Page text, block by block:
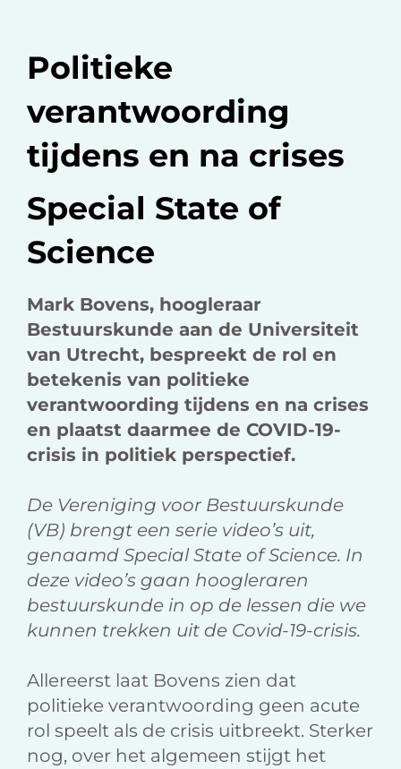
b
o
o
I
Politieke
verantwoording
tijdens en na crises
Special State of
Science
Mark Bovens, hoogleraar
Bestuurskunde aan de Universiteit
van Utrecht, bespreekt de rol en
betekenis van politieke
verantwoording tijdens en na crises
en plaatst daarmee de COVID-19-
crisis in politiek perspectief.
De Vereniging voor Bestuurskunde
(VB) brengt een serie video’s uit,
genaamd Special State of Science. In
deze video’s gaan hoogleraren
bestuurskunde in op de lessen die we
kunnen trekken uit de Covid-19-crisis.
Allereerst laat Bovens zien dat
politieke verantwoording geen acute
rol speelt als de crisis uitbreekt. Sterker
nog, over het algemeen stijgt het